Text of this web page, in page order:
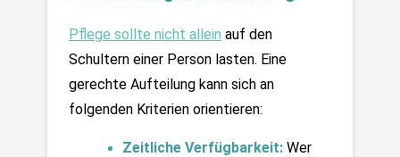
Pflege sollte nicht allein auf den
Schultern einer Person lasten. Eine
gerechte Aufteilung kann sich an
folgenden Kriterien orientieren:
Zeitliche Verfügbarkeit: Wer